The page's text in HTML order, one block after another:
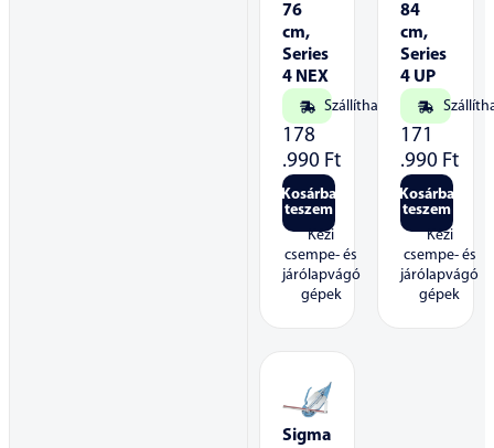
76
cm,
Series
4 NEX
Szállítható
178
.990 Ft
Kosárba
teszem
Kézi
csempe- és
járólapvágó
gépek
84
cm,
Series
4 UP
171
.990 Ft
Kosárba
teszem
Kézi
csempe- és
járólapvágó
gépek
Sigma